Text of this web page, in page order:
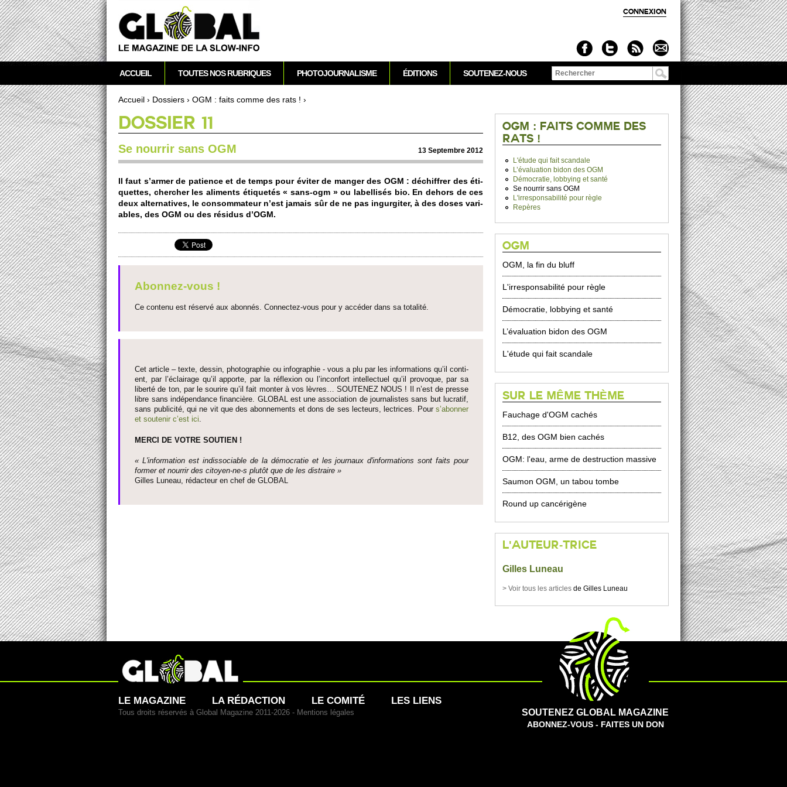
CONNEXION
TwitterRSS Newsletter
Vous êtes ici
Accueil › Dossi­ers › OGM : faits comme des rats ! ›
DOSSIER 11
Se nourrir sans OGM 13 Se­pte­mbre 2012
Il faut s’armer de pati­ence et de temps pour éviter de manger des OGM : déchiffrer des éti­
quettes, cher­cher les aliments éti­quetés « sans-ogm » ou labe­llisés bio. En dehors de ces
deux alte­rnatives, le conso­mmateur n’est jamais sûr de ne pas ingurgiter, à des doses vari­
ables, des OGM ou des résidus d’OGM.
Abonnez-vous !
Ce contenu est réservé aux abonnés. Connectez-vous pour y accéder dans sa to­talité.
Cet article – texte, dessin, photographie ou infographie - vous a plu par les informati­ons qu’il conti­
ent, par l’éclairage qu’il appo­rte, par la réflexion ou l’inconfort inte­llectuel qu’il pro­voque, par sa
liberté de ton, par le so­urire qu’il fait monter à vos lèvres… SO­UTENEZ NOUS ! Il n’est de pre­sse
libre sans indépendance financière. GLOBAL est une asso­ci­ation de journalistes sans but lucratif,
sans publi­cité, qui ne vit que des abonne­ments et dons de ses lecte­urs, lec­trices. Pours’abonner
et so­utenir c’est ici
MERCI DE VOTRE SO­UTIEN !
« L'information est indisso­ci­able de la démo­cratie et les journaux d'informati­ons sont faits pour
former et nourrir des ci­to­yen-ne-s plutôt que de les dis­traire »
Gi­lles Luneau, rédacteur en chef de GLOBAL
M
e
n
p
r
i
n
c
i
p
a
l
ACCUEIL TOUTES NOS RUBRIQUES PHOTOJOURNALISME ÉDITIONS SOUTENEZ-NOUS
Formulaire de
OGM : FAITS COMME DES
RATS !
L'étude qui fait scandale
L’évaluation bidon des OGM
Démocratie, lobbying et santé
Se nourrir sans OGM
L'irresponsabilité pour règle
Repères
OGM
OGM, la fin du bluff
L'irresponsabilité pour règle
Démocratie, lobbying et santé
L’évaluation bidon des OGM
L'étude qui fait scandale
SUR LE MÊME THÈME
Fauchage d'OGM cachés
B12, des OGM bien cachés
OGM: l'eau, arme de destruction massive
Saumon OGM, un tabou tombe
Round up cancérigène
L'AUTEUR-TRICE
Gilles Luneau
> Voir tous les articles deGilles Luneau
SOUTENEZ GLOBAL MAGAZINE
ABONNEZ-VOUS - FAITES UN DON
LE MAGAZINE LA RÉDACTION LE COMITÉ LES LIENS
Tous droits réservés à Global Magazine 2011-2026 - Mentions légales